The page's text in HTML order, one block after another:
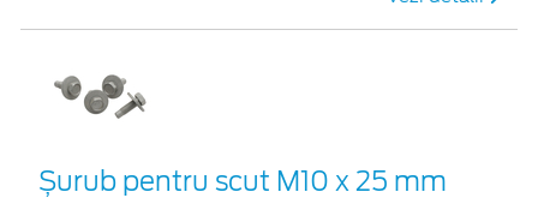
Șurub pentru scut M10 x 25 mm